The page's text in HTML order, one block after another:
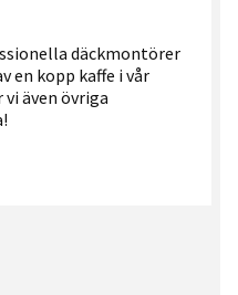
däckmontörer
en kopp kaffe i vår
även övriga